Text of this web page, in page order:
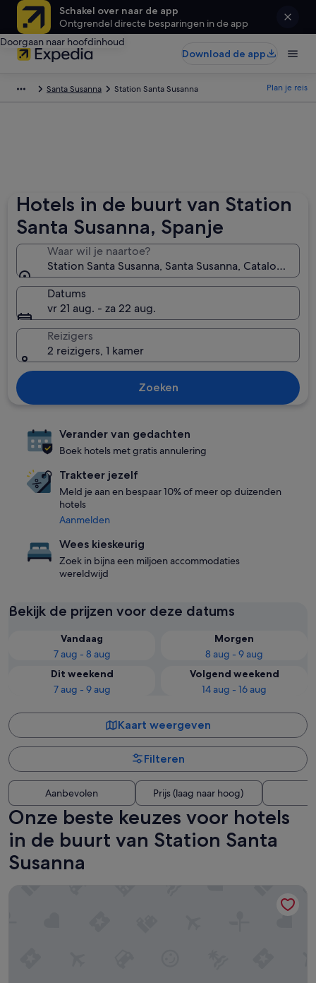
Schakel over naar de app
Ontgrendel directe besparingen in de app
Doorgaan naar hoofdinhoud
Download de app
Santa Susanna Station Santa Susanna Plan je reis
Hotels in de buurt van Station
Santa Susanna, Spanje
Waar wil je naartoe?
Station Santa Susanna, Santa Susanna, Catalonië,
Datums
vr 21 aug. - za 22 aug.
Reizigers
2 reizigers, 1 kamer
Zoeken
Verander van gedachten
Boek hotels met gratis annulering
Trakteer jezelf
Meld je aan en bespaar 10% of meer op duizenden
hotels
Aanmelden
Wees kieskeurig
Zoek in bijna een miljoen accommodaties
wereldwijd
Bekijk de prijzen voor deze datums
Vandaag
7 aug - 8 aug
Morgen
8 aug - 9 aug
Dit weekend
7 aug - 9 aug
Volgend weekend
14 aug - 16 aug
Kaart weergeven
Filteren
Aanbevolen Prijs (laag naar hoog)
Onze beste keuzes voor hotels
in de buurt van Station Santa
Susanna